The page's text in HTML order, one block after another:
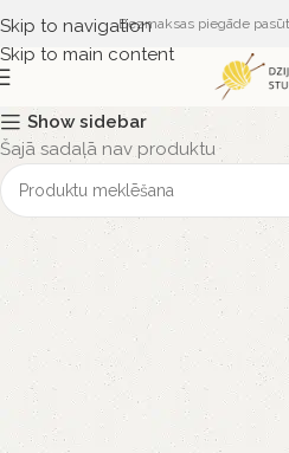
Skip to navigation
Skip to main content
Bezmaksas piegāde
Show sidebar
Šajā sadaļā nav produktu